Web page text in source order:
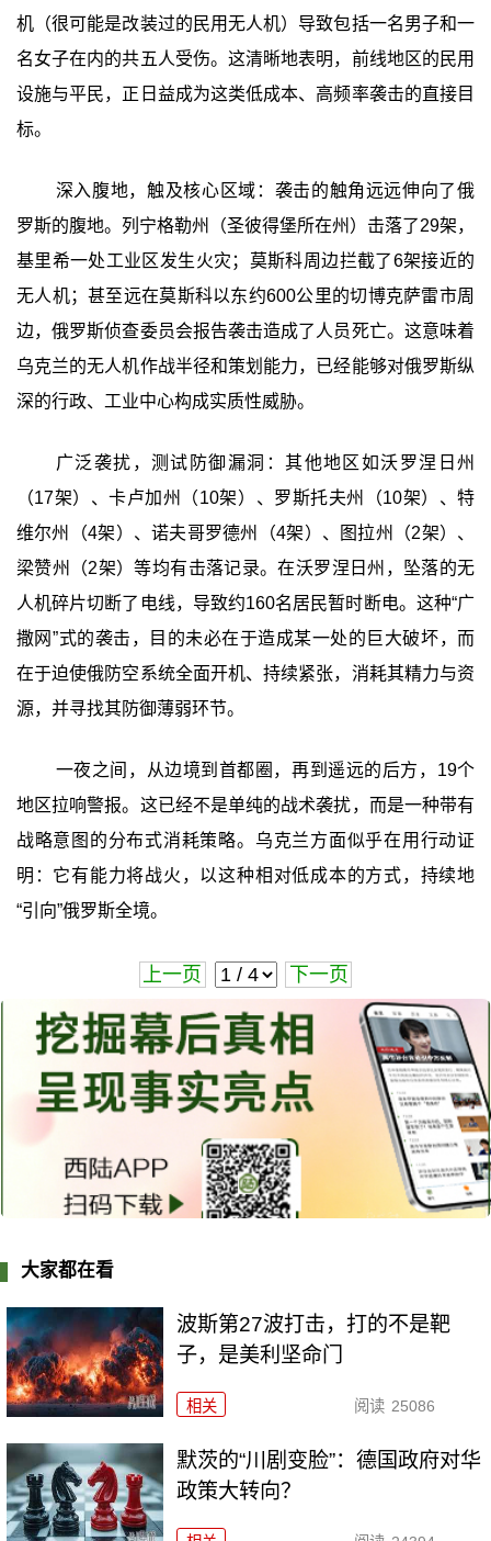
机（很可能是改装过的民用无人机）导致包括一名男子和一
名女子在内的共五人受伤。这清晰地表明，前线地区的民用
设施与平民，正日益成为这类低成本、高频率袭击的直接目
标。
深入腹地，触及核心区域：袭击的触角远远伸向了俄
罗斯的腹地。列宁格勒州（圣彼得堡所在州）击落了29架，
基里希一处工业区发生火灾；莫斯科周边拦截了6架接近的
无人机；甚至远在莫斯科以东约600公里的切博克萨雷市周
边，俄罗斯侦查委员会报告袭击造成了人员死亡。这意味着
乌克兰的无人机作战半径和策划能力，已经能够对俄罗斯纵
深的行政、工业中心构成实质性威胁。
广泛袭扰，测试防御漏洞：其他地区如沃罗涅日州
（17架）、卡卢加州（10架）、罗斯托夫州（10架）、特
维尔州（4架）、诺夫哥罗德州（4架）、图拉州（2架）、
梁赞州（2架）等均有击落记录。在沃罗涅日州，坠落的无
人机碎片切断了电线，导致约160名居民暂时断电。这种“广
撒网”式的袭击，目的未必在于造成某一处的巨大破坏，而
在于迫使俄防空系统全面开机、持续紧张，消耗其精力与资
源，并寻找其防御薄弱环节。
一夜之间，从边境到首都圈，再到遥远的后方，19个
地区拉响警报。这已经不是单纯的战术袭扰，而是一种带有
战略意图的分布式消耗策略。乌克兰方面似乎在用行动证
明：它有能力将战火，以这种相对低成本的方式，持续地
“引向”俄罗斯全境。
上一页 下一页
大家都在看
波斯第27波打击，打的不是靶
子，是美利坚命门
相关 阅读 25086
默茨的“川剧变脸”：德国政府对华
政策大转向？